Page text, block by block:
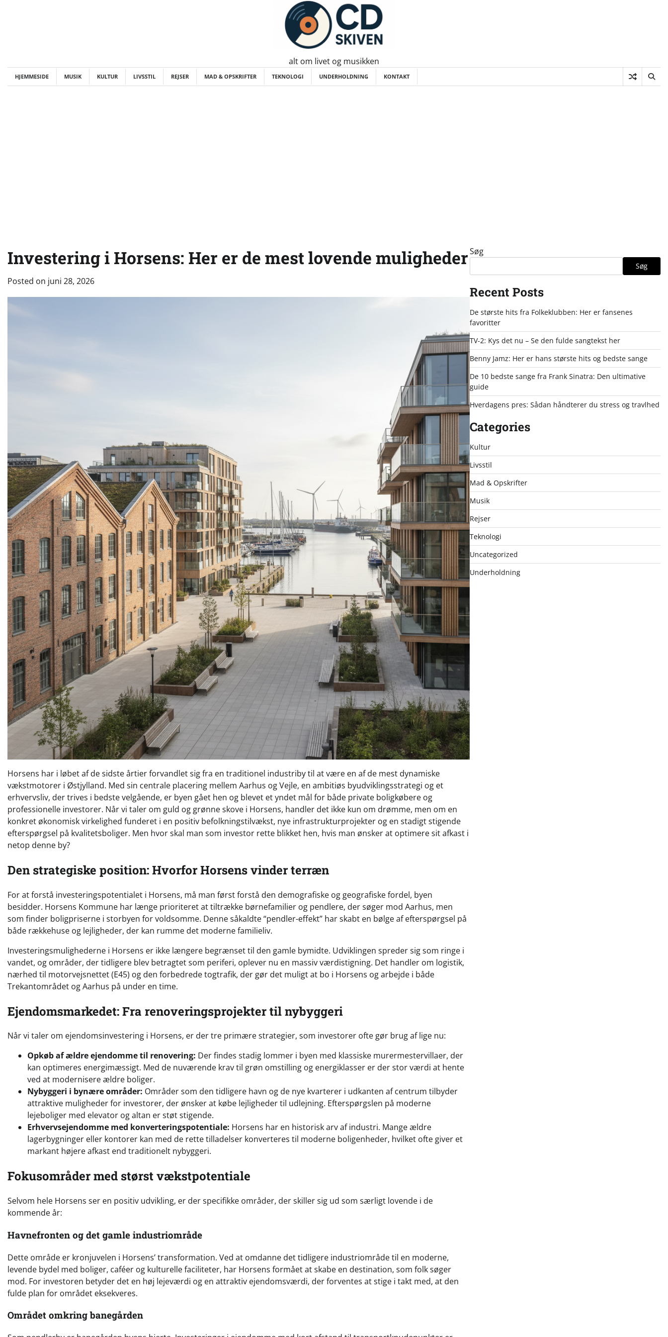
alt om livet og musikken
HJEMMESIDE MUSIK KULTUR LIVSSTIL REJSER MAD & OPSKRIFTER TEKNOLOGI UNDERHOLDNING KONTAKT
Investering i Horsens: Her er de mest lovende muligheder
Posted on juni 28, 2026
Horsens har i løbet af de sidste årtier forvandlet sig fra en traditionel industriby til at være en af de mest dynamiske
vækstmotorer i Østjylland. Med sin centrale placering mellem Aarhus og Vejle, en ambitiøs byudviklingsstrategi og et
erhvervsliv, der trives i bedste velgående, er byen gået hen og blevet et yndet mål for både private boligkøbere og
professionelle investorer. Når vi taler om guld og grønne skove i Horsens, handler det ikke kun om drømme, men om en
konkret økonomisk virkelighed funderet i en positiv befolkningstilvækst, nye infrastrukturprojekter og en stadigt stigende
efterspørgsel på kvalitetsboliger. Men hvor skal man som investor rette blikket hen, hvis man ønsker at optimere sit afkast i
netop denne by?
Den strategiske position: Hvorfor Horsens vinder terræn
For at forstå investeringspotentialet i Horsens, må man først forstå den demografiske og geografiske fordel, byen
besidder. Horsens Kommune har længe prioriteret at tiltrække børnefamilier og pendlere, der søger mod Aarhus, men
som finder boligpriserne i storbyen for voldsomme. Denne såkaldte “pendler-effekt” har skabt en bølge af efterspørgsel på
både rækkehuse og lejligheder, der kan rumme det moderne familieliv.
Investeringsmulighederne i Horsens er ikke længere begrænset til den gamle bymidte. Udviklingen spreder sig som ringe i
vandet, og områder, der tidligere blev betragtet som periferi, oplever nu en massiv værdistigning. Det handler om logistik,
nærhed til motorvejsnettet (E45) og den forbedrede togtrafik, der gør det muligt at bo i Horsens og arbejde i både
Trekantområdet og Aarhus på under en time.
Ejendomsmarkedet: Fra renoveringsprojekter til nybyggeri
Når vi taler om ejendomsinvestering i Horsens, er der tre primære strategier, som investorer ofte gør brug af lige nu:
Opkøb af ældre ejendomme til renovering: Der findes stadig lommer i byen med klassiske murermestervillaer, der
kan optimeres energimæssigt. Med de nuværende krav til grøn omstilling og energiklasser er der stor værdi at hente
ved at modernisere ældre boliger.
Nybyggeri i bynære områder: Områder som den tidligere havn og de nye kvarterer i udkanten af centrum tilbyder
attraktive muligheder for investorer, der ønsker at købe lejligheder til udlejning. Efterspørgslen på moderne
lejeboliger med elevator og altan er støt stigende.
Erhvervsejendomme med konverteringspotentiale: Horsens har en historisk arv af industri. Mange ældre
lagerbygninger eller kontorer kan med de rette tilladelser konverteres til moderne boligenheder, hvilket ofte giver et
markant højere afkast end traditionelt nybyggeri.
Fokusområder med størst vækstpotentiale
Selvom hele Horsens ser en positiv udvikling, er der specifikke områder, der skiller sig ud som særligt lovende i de
kommende år:
Havnefronten og det gamle industriområde
Dette område er kronjuvelen i Horsens’ transformation. Ved at omdanne det tidligere industriområde til en moderne,
levende bydel med boliger, caféer og kulturelle faciliteter, har Horsens formået at skabe en destination, som folk søger
mod. For investoren betyder det en høj lejeværdi og en attraktiv ejendomsværdi, der forventes at stige i takt med, at den
fulde plan for området eksekveres.
Området omkring banegården
Søg
Søg
Recent Posts
De største hits fra Folkeklubben: Her er fansenes
favoritter
TV-2: Kys det nu – Se den fulde sangtekst her
Benny Jamz: Her er hans største hits og bedste sange
De 10 bedste sange fra Frank Sinatra: Den ultimative
guide
Hverdagens pres: Sådan håndterer du stress og travlhed
Categories
Kultur
Livsstil
Mad & Opskrifter
Musik
Rejser
Teknologi
Uncategorized
Underholdning